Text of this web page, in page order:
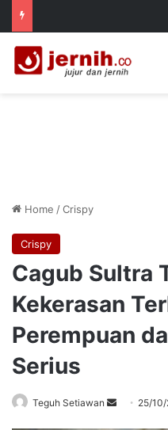
Home /Crispy
Crispy
Cagub Sultra
Kekerasan
Perempuan
Serius
Teguh Setiawan
Send 25/